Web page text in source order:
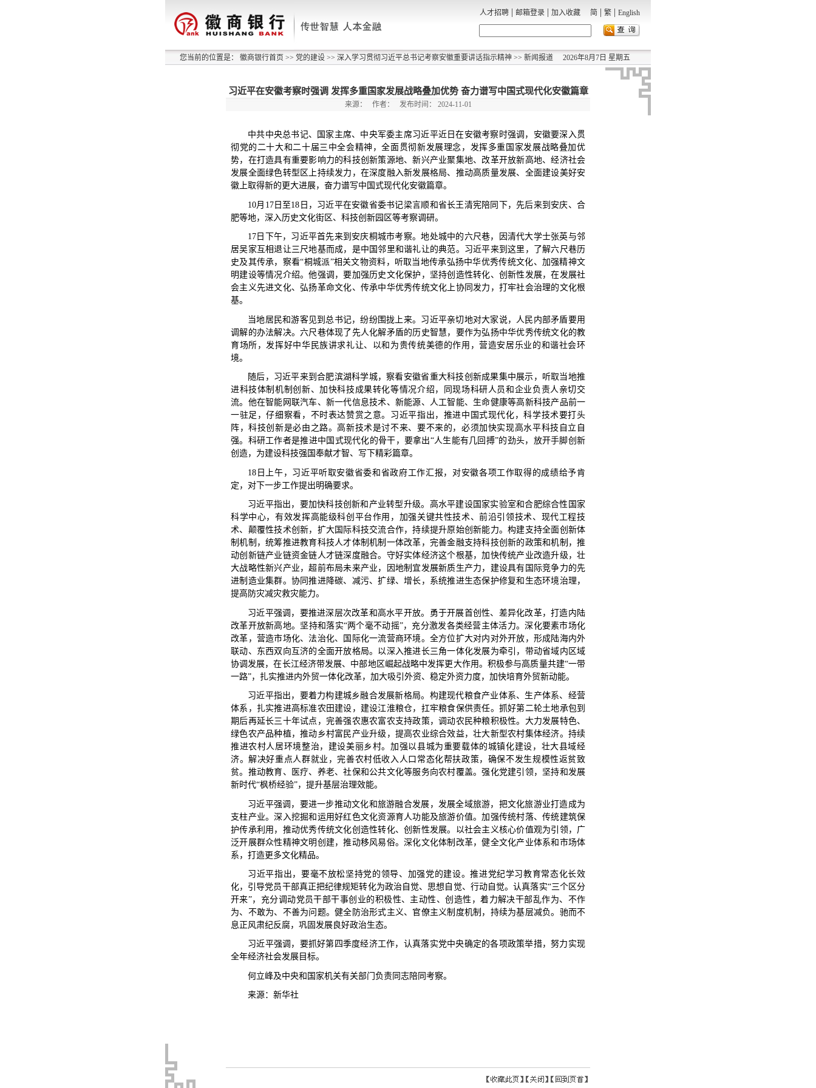
人才招聘 | 邮箱登录 | 加入收藏 简 | 繁 | English
您当前的位置是： 徽商银行首页 >> 党的建设 >> 深入学习贯彻习近平总书记考察安徽重要讲话指示精神 >> 新闻报道 2026年8月7日 星期五
习近平在安徽考察时强调 发挥多重国家发展战略叠加优势 奋力谱写中国式现代化安徽篇章
来源： 作者： 发布时间： 2024-11-01